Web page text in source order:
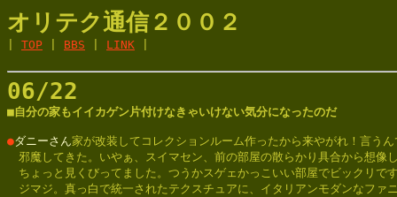
オリテク通信２００２
TOP BBS LINK
06/22
■自分の家もイイカゲン片付けなきゃいけない気分になったのだ
●ダニーさん家が改装してコレクションルーム作ったから来やがれ！言うん
邪魔してきた。いやぁ、スイマセン、前の部屋の散らかり具合から想像
ちょっと見くびってました。つうかスゲェかっこいい部屋でビックリで
ジマジ。真っ白で統一されたテクスチュアに、イタリアンモダンなファ